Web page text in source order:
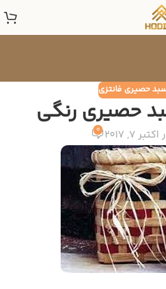
حصیری فانتزی
حصیری رنگی
7, 2017
0